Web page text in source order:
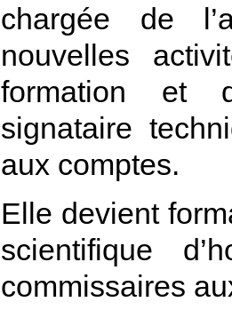
chargée de
nouvelles
formation et
signataire
aux comptes.
Elle devient
scientifique
commissaires